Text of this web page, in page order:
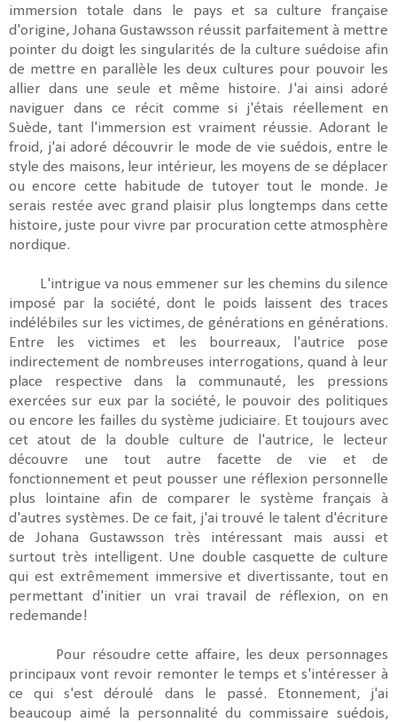
immersion totale dans le pays et sa culture française
d'origine, Johana Gustawsson réussit parfaitement à mettre
pointer du doigt les singularités de la culture suédoise afin
de mettre en parallèle les deux cultures pour pouvoir les
allier dans une seule et même histoire. J'ai ainsi adoré
naviguer dans ce récit comme si j'étais réellement en
Suède, tant l'immersion est vraiment réussie. Adorant le
froid, j'ai adoré découvrir le mode de vie suédois, entre le
style des maisons, leur intérieur, les moyens de se déplacer
ou encore cette habitude de tutoyer tout le monde. Je
serais restée avec grand plaisir plus longtemps dans cette
histoire, juste pour vivre par procuration cette atmosphère
nordique.
L'intrigue va nous emmener sur les chemins du silence
imposé par la société, dont le poids laissent des traces
indélébiles sur les victimes, de générations en générations.
Entre les victimes et les bourreaux, l'autrice pose
indirectement de nombreuses interrogations, quand à leur
place respective dans la communauté, les pressions
exercées sur eux par la société, le pouvoir des politiques
ou encore les failles du système judiciaire. Et toujours avec
cet atout de la double culture de l'autrice, le lecteur
découvre une tout autre facette de vie et de
fonctionnement et peut pousser une réflexion personnelle
plus lointaine afin de comparer le système français à
d'autres systèmes. De ce fait, j'ai trouvé le talent d'écriture
de Johana Gustawsson très intéressant mais aussi et
surtout très intelligent. Une double casquette de culture
qui est extrêmement immersive et divertissante, tout en
permettant d'initier un vrai travail de réflexion, on en
redemande!
Pour résoudre cette affaire, les deux personnages
principaux vont revoir remonter le temps et s'intéresser à
ce qui s'est déroulé dans le passé. Etonnement, j'ai
beaucoup aimé la personnalité du commissaire suédois,